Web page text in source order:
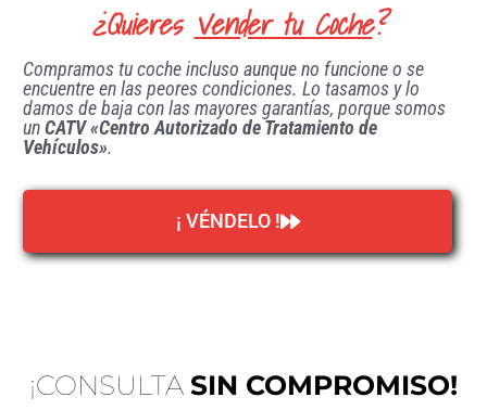
¿Quieres Vender tu Coche?
Compramos tu coche incluso aunque no funcione o se
encuentre en las peores condiciones. Lo tasamos y lo
damos de baja con las mayores garantías, porque somos
unCATV «Centro Autorizado de Tratamiento de
Vehículos».
¡ VÉNDELO !
¡CONSULTA SIN COMPROMISO!